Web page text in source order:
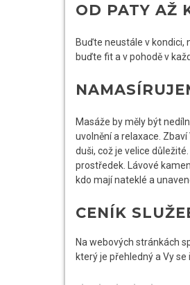
OD PATY AŽ
Buďte neustále v kondici,
buďte fit a v pohodě v
Masáže by měly být
uvolnění a relaxace.
duši, což je velice
prostředek. Lávové
kdo mají nateklé a
CENÍK
Na webových stránkách
který je přehledný a Vy